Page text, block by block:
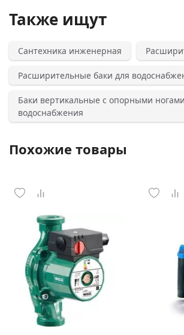
Также ищут
Сантехника инженерная
Расширительные баки для
Баки вертикальные с опорными
водоснабжения
Похожие товары